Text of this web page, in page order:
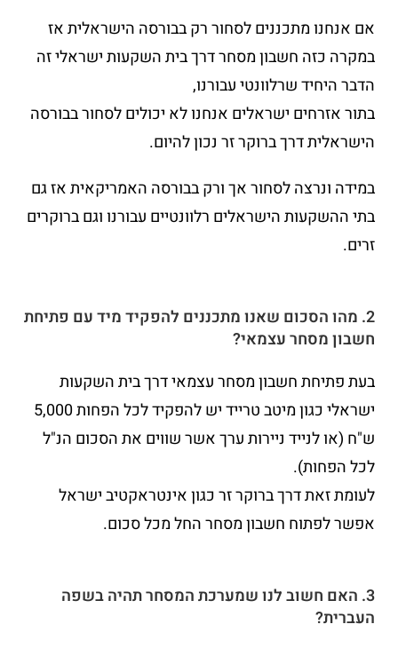
אם אנחנו מתכננים לסחור רק בבורסה הישראלית אז
במקרה כזה חשבון מסחר דרך בית השקעות ישראלי זה
הדבר היחיד שרלוונטי עבורנו,
בתור אזרחים ישראלים אנחנו לא יכולים לסחור בבורסה
הישראלית דרך ברוקר זר נכון להיום.
במידה ונרצה לסחור אך ורק בבורסה האמריקאית אז גם
בתי ההשקעות הישראלים רלוונטיים עבורנו וגם ברוקרים
זרים.
2. מהו הסכום שאנו מתכננים להפקיד מיד עם פתיחת
חשבון מסחר עצמאי?
בעת פתיחת חשבון מסחר עצמאי דרך בית השקעות
ישראלי כגון מיטב טרייד יש להפקיד לכל הפחות 5,000
ש"ח (או לנייד ניירות ערך אשר שווים את הסכום הנ"ל
לכל הפחות).
לעומת זאת דרך ברוקר זר כגון אינטראקטיב ישראל
אפשר לפתוח חשבון מסחר החל מכל סכום.
3. האם חשוב לנו שמערכת המסחר תהיה בשפה
העברית?